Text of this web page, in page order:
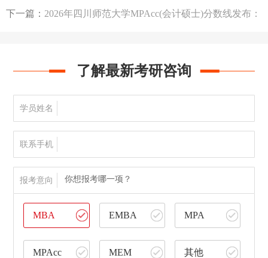
219/102/51
下一篇： 2026年四川师范大学MPAcc(会计硕士)分数线发布：
了解最新考研咨询
学员姓名
联系手机
报考意向 你想报考哪一项？
MBA EMBA MPA
MPAcc MEM 其他